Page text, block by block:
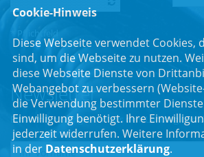
* Pflichtfeld
Newsletter
Erhalten Sie Neuigkeiten aus dem Landtag und
Cookie-Hinweis
Diese Webseite verwendet Cookies,
sind, um die Webseite zu nutzen.
diese Webseite Dienste von
Webangebot zu verbessern
die Verwendung bestimmter
Einwilligung benötigt. Ihre
jederzeit widerrufen. Weitere
in der Datenschutzerklärung.